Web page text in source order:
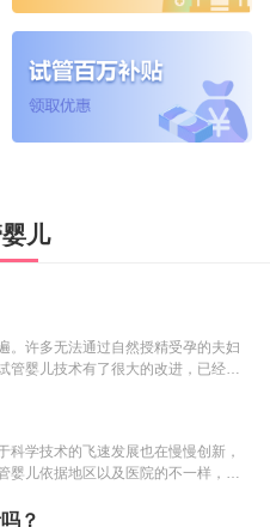
儿
。许多无法通过自然授精受孕的夫妇
管婴儿技术有了很大的改进，已经发
学技术的飞速发展也在慢慢创新，
婴儿依据地区以及医院的不一样，费
？